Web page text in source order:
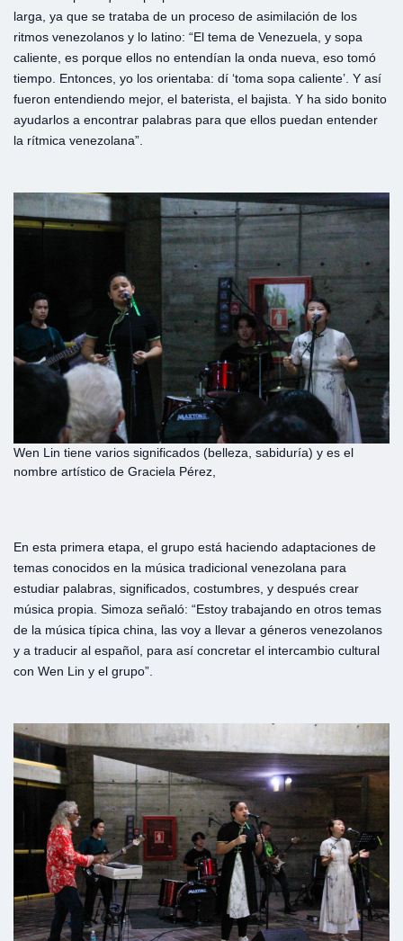
larga, ya que se trataba de un proceso de asimilación de los
ritmos venezolanos y lo latino: “El tema de Venezuela, y sopa
caliente, es porque ellos no entendían la onda nueva, eso tomó
tiempo. Entonces, yo los orientaba: dí ‘toma sopa caliente’. Y así
fueron entendiendo mejor, el baterista, el bajista. Y ha sido bonito
ayudarlos a encontrar palabras para que ellos puedan entender
la rítmica venezolana”.
Wen Lin tiene varios significados (belleza, sabiduría) y es el
nombre artístico de Graciela Pérez,
En esta primera etapa, el grupo está haciendo adaptaciones de
temas conocidos en la música tradicional venezolana para
estudiar palabras, significados, costumbres, y después crear
música propia. Simoza señaló: “Estoy trabajando en otros temas
de la música típica china, las voy a llevar a géneros venezolanos
y a traducir al español, para así concretar el intercambio cultural
con Wen Lin y el grupo”.